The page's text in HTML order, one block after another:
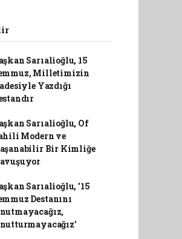
Sarıalioğlu, 15
Milletimizin
Yazdığı
Sarıalioğlu, Of
Modern ve
Bir Kimliğe
Sarıalioğlu, '15
Destanını